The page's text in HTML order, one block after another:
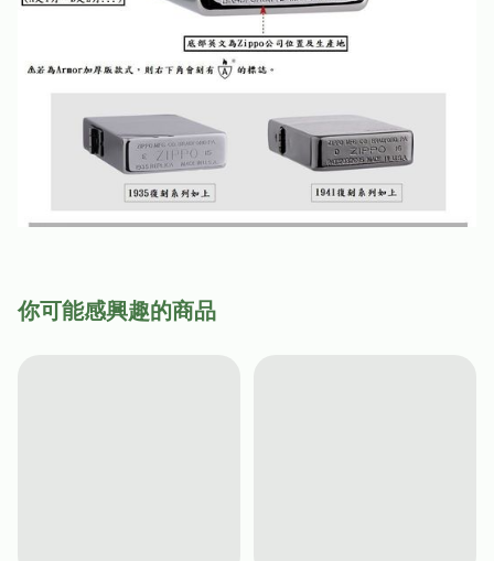
你可能感興趣的商品